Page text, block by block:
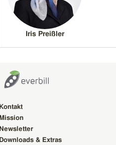
Iris Preißler
Kontakt
Mission
Newsletter
Downloads & Extras